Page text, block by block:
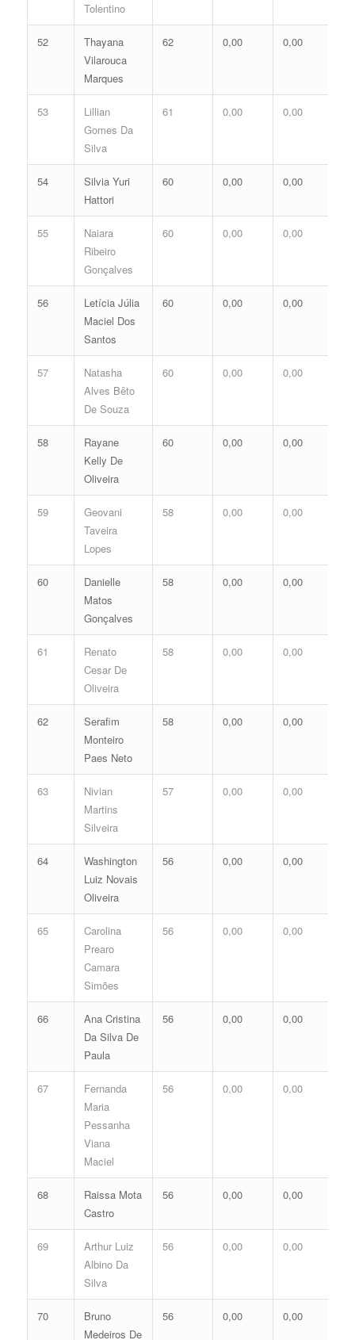
Tolentino
52
Thayana
Vilarouca
Marques
62 0,00 0,00
53
Lillian
Gomes Da
Silva
61 0,00 0,00
54
Silvia Yuri
Hattori
60 0,00 0,00
55
Naiara
Ribeiro
Gonçalves
60 0,00 0,00
56
Letícia Júlia
Maciel Dos
Santos
60 0,00 0,00
57
Natasha
Alves Bêto
De Souza
60 0,00 0,00
58
Rayane
Kelly De
Oliveira
60 0,00 0,00
59
Geovani
Taveira
Lopes
58 0,00 0,00
60
Danielle
Matos
Gonçalves
58 0,00 0,00
61
Renato
Cesar De
Oliveira
58 0,00 0,00
62
Serafim
Monteiro
Paes Neto
58 0,00 0,00
63
Nivian
Martins
Silveira
57 0,00 0,00
64
Washington
Luiz Novais
Oliveira
56 0,00 0,00
65
Carolina
Prearo
Camara
Simões
56 0,00 0,00
66
Ana Cristina
Da Silva De
Paula
56 0,00 0,00
67
Fernanda
Maria
Pessanha
Viana
Maciel
56 0,00 0,00
68
Raissa Mota
Castro
56 0,00 0,00
69
Arthur Luiz
Albino Da
Silva
56 0,00 0,00
70
Bruno
Medeiros De
56 0,00 0,00